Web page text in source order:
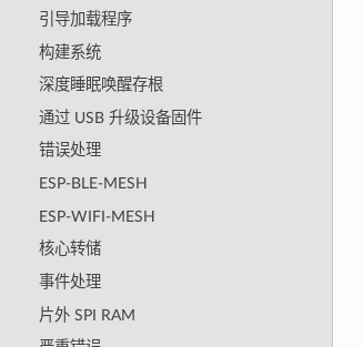
引导加载程序
构建系统
深度睡眠唤醒存根
通过 USB 升级设备固件
错误处理
ESP-BLE-MESH
ESP-WIFI-MESH
核心转储
事件处理
片外 SPI RAM